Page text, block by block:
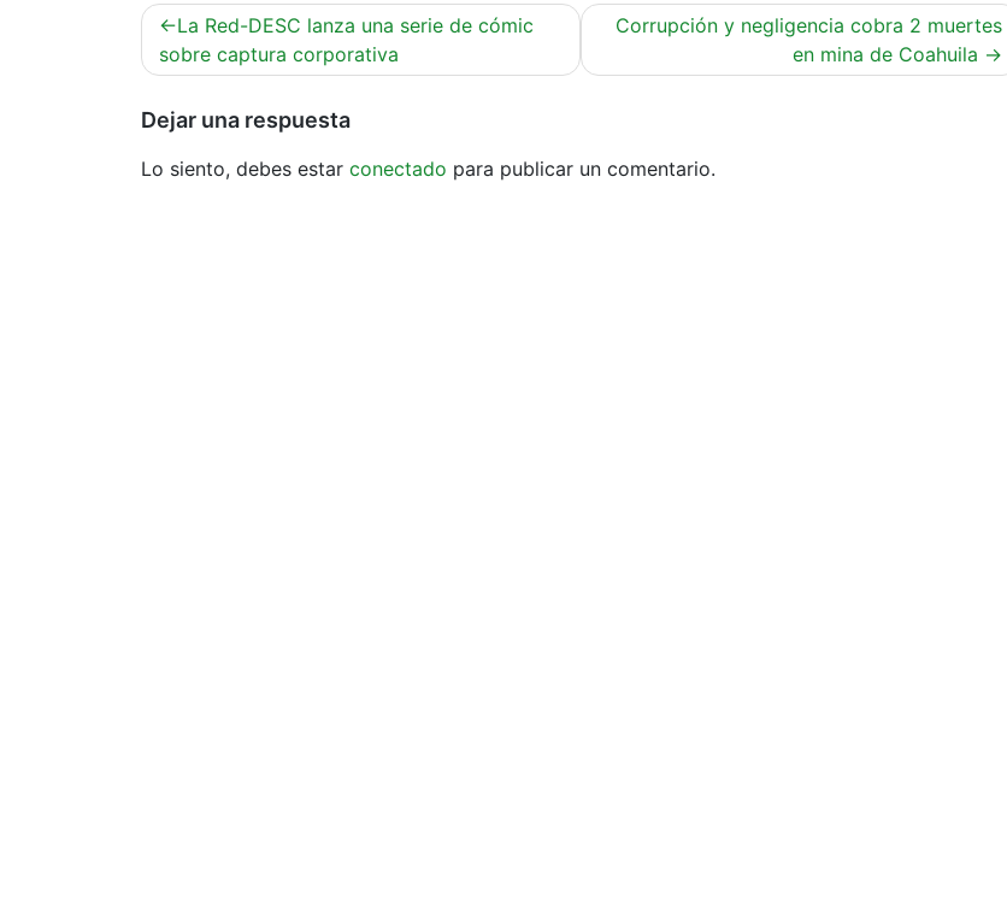
Navegación
de
La Red-DESC lanza una serie de cómic
sobre captura corporativa
Corrupción y negligencia cobra 2 muertes
en mina de Coahuila
Dejar una respuesta
Lo siento, debes estar conectado para publicar un comentario.